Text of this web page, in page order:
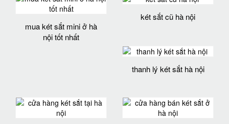
mua két sắt mini ở hà
nội tốt nhất
két sắt cũ hà nội
thanh lý két sắt hà nội